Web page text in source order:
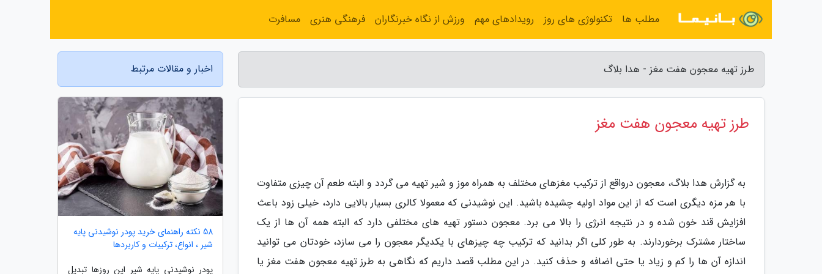
طرز تهیه معجون هفت مغز - هدا بلاگ
طرز تهیه معجون هفت مغز
به گزارش هدا بلاگ، معجون درواقع از ترکیب مغزهای مختلف به همراه موز و شیر تهیه می گردد و البته طعم آن چیزی متفاوت
با هر مزه دیگری است که از این مواد اولیه چشیده باشید. این نوشیدنی که معمولا کالری بسیار بالایی دارد، خیلی زود باعث
افزایش قند خون شده و در نتیجه انرژی را بالا می برد. معجون دستور تهیه های مختلفی دارد که البته همه آن ها از یک
ساختار مشترک برخوردارند. به طور کلی اگر بدانید که ترکیب چه چیزهای با یکدیگر معجون را می سازد، خودتان می توانید
اندازه آن ها را کم و زیاد یا حتی اضافه و حذف کنید. در این مطلب قصد داریم که نگاهی به طرز تهیه معجون هفت مغز یا
اخبار و مقالات مرتبط
58 نکته راهنمای خرید پودر نوشیدنی پایه
شیر ، انواع، ترکیبات و کاربردها
پودر نوشیدنی پایه شیر این روزها تبدیل
مطلب ها تکنولوژی های روز رویدادهای مهم ورزش از نگاه خبرنگاران فرهنگی هنری مسافرت